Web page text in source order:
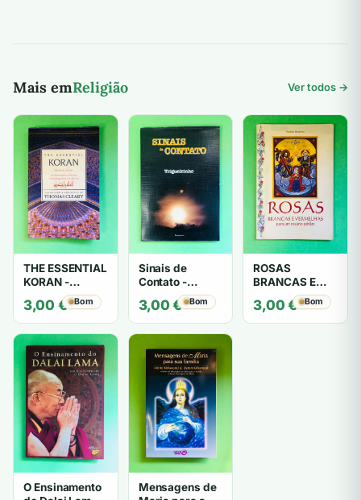
Mais emReligião Ver todos →
THE ESSENTIAL
KORAN -
THOMAS
CLEARY
3,00 € Bom
Sinais de
Contato -
Trigueirinho
3,00€ Bom
ROSAS
BRANCAS E
VERMELHAS -
António
Barahona
3,00€ Bom
O Ensinamento
Mensagens de